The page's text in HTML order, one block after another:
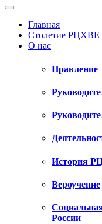
Главная
Столетие РЦХВЕ
О нас
Правление
История
Вероучение
России